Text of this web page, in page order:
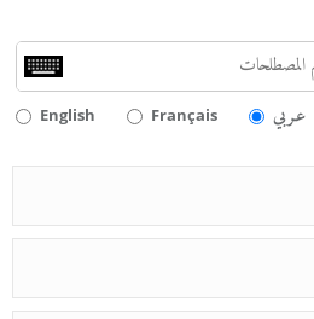
English Français عـربي